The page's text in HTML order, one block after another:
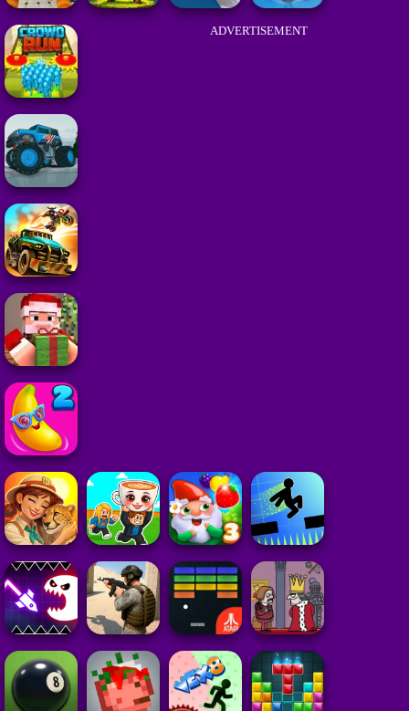
ADVERTISEMENT